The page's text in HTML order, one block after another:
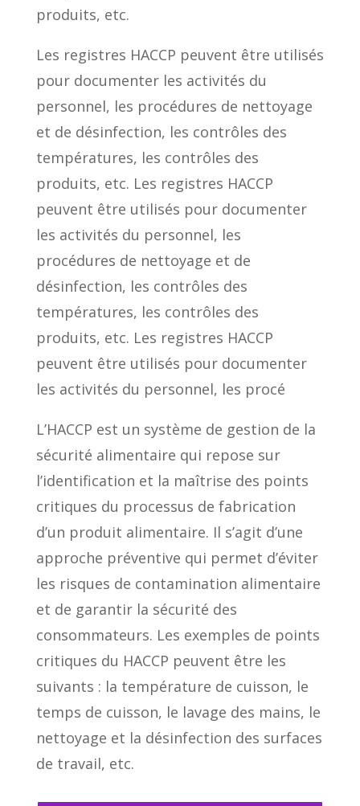
produits, etc.
Les registres HACCP peuvent être utilisés
pour documenter les activités du
personnel, les procédures de nettoyage
et de désinfection, les contrôles des
températures, les contrôles des
produits, etc. Les registres HACCP
peuvent être utilisés pour documenter
les activités du personnel, les
procédures de nettoyage et de
désinfection, les contrôles des
températures, les contrôles des
produits, etc. Les registres HACCP
peuvent être utilisés pour documenter
les activités du personnel, les procé
L’HACCP est un système de gestion de la
sécurité alimentaire qui repose sur
l’identification et la maîtrise des points
critiques du processus de fabrication
d’un produit alimentaire. Il s’agit d’une
approche préventive qui permet d’éviter
les risques de contamination alimentaire
et de garantir la sécurité des
consommateurs. Les exemples de points
critiques du HACCP peuvent être les
suivants : la température de cuisson, le
temps de cuisson, le lavage des mains, le
nettoyage et la désinfection des surfaces
de travail, etc.